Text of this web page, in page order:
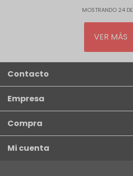
MOSTRANDO 24DE
VER MÁS
Contacto
Empresa
Compra
Mi cuenta